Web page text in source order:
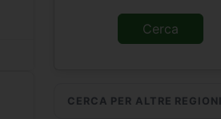
CERCA PER ALTRE REGIONI